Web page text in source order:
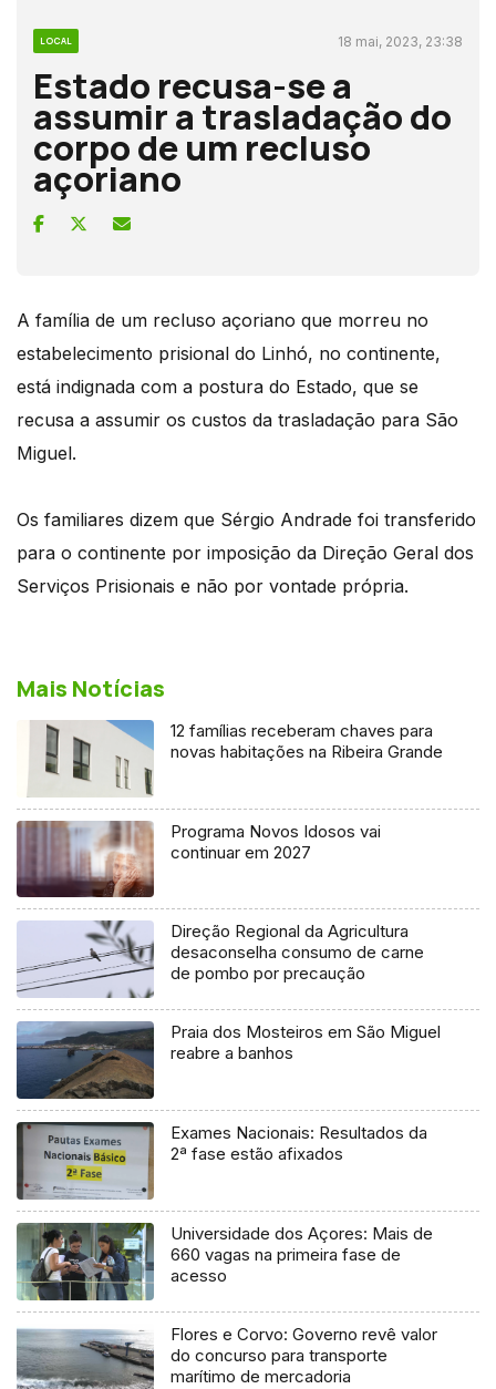
LOCAL 18 mai, 2023, 23:38
Estado recusa-se a
assumir a trasladação do
corpo de um recluso
açoriano
A família de um recluso açoriano que morreu no
estabelecimento prisional do Linhó, no continente,
está indignada com a postura do Estado, que se
recusa a assumir os custos da trasladação para São
Miguel.
Os familiares dizem que Sérgio Andrade foi transferido
para o continente por imposição da Direção Geral dos
Serviços Prisionais e não por vontade própria.
Mais Notícias
12 famílias receberam chaves para
novas habitações na Ribeira Grande
Programa Novos Idosos vai
continuar em 2027
Direção Regional da Agricultura
desaconselha consumo de carne
de pombo por precaução
Praia dos Mosteiros em São Miguel
reabre a banhos
Exames Nacionais: Resultados da
2ª fase estão afixados
Universidade dos Açores: Mais de
660 vagas na primeira fase de
acesso
Flores e Corvo: Governo revê valor
do concurso para transporte
marítimo de mercadoria